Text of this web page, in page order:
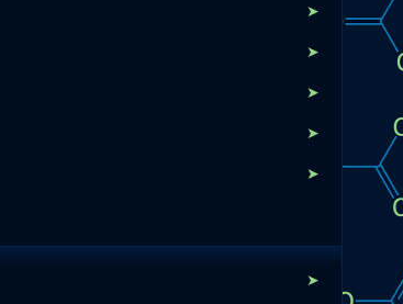
➤
➤
➤
➤
➤
➤